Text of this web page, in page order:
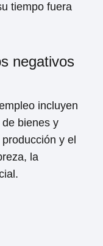
tiempo fuera
negativos
incluyen
bienes y
y el
la